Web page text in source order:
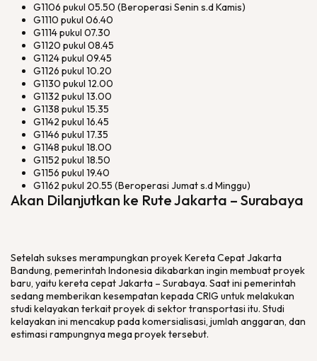
G1106 pukul 05.50 (Beroperasi Senin s.d Kamis)
G1110 pukul 06.40
G1114 pukul 07.30
G1120 pukul 08.45
G1124 pukul 09.45
G1126 pukul 10.20
G1130 pukul 12.00
G1132 pukul 13.00
G1138 pukul 15.35
G1142 pukul 16.45
G1146 pukul 17.35
G1148 pukul 18.00
G1152 pukul 18.50
G1156 pukul 19.40
G1162 pukul 20.55 (Beroperasi Jumat s.d Minggu)
Akan Dilanjutkan ke Rute Jakarta – Surabaya
Setelah sukses merampungkan proyek Kereta Cepat Jakarta
Bandung, pemerintah Indonesia dikabarkan ingin membuat proyek
baru, yaitu kereta cepat Jakarta – Surabaya. Saat ini pemerintah
sedang memberikan kesempatan kepada CRIG untuk melakukan
studi kelayakan terkait proyek di sektor transportasi itu. Studi
kelayakan ini mencakup pada komersialisasi, jumlah anggaran, dan
estimasi rampungnya mega proyek tersebut.